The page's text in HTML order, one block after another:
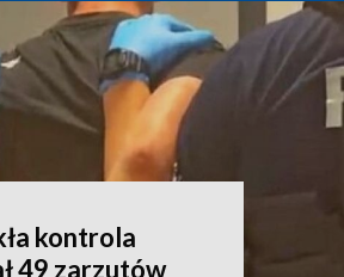
kontrola
49 zarzutów